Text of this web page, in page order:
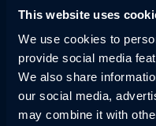
This website uses
We use cookies to
provide social media
We also share
our social media,
may combine it with
miejsce (na koszt
Nabywca wybierze inny
przez Producenta, sam
Producent zastrzega
inspekcji Produktu u